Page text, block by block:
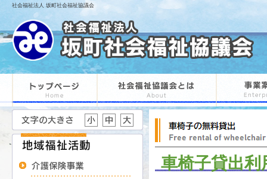
社会福祉法人 坂町社会福祉協議会
車椅子貸出利